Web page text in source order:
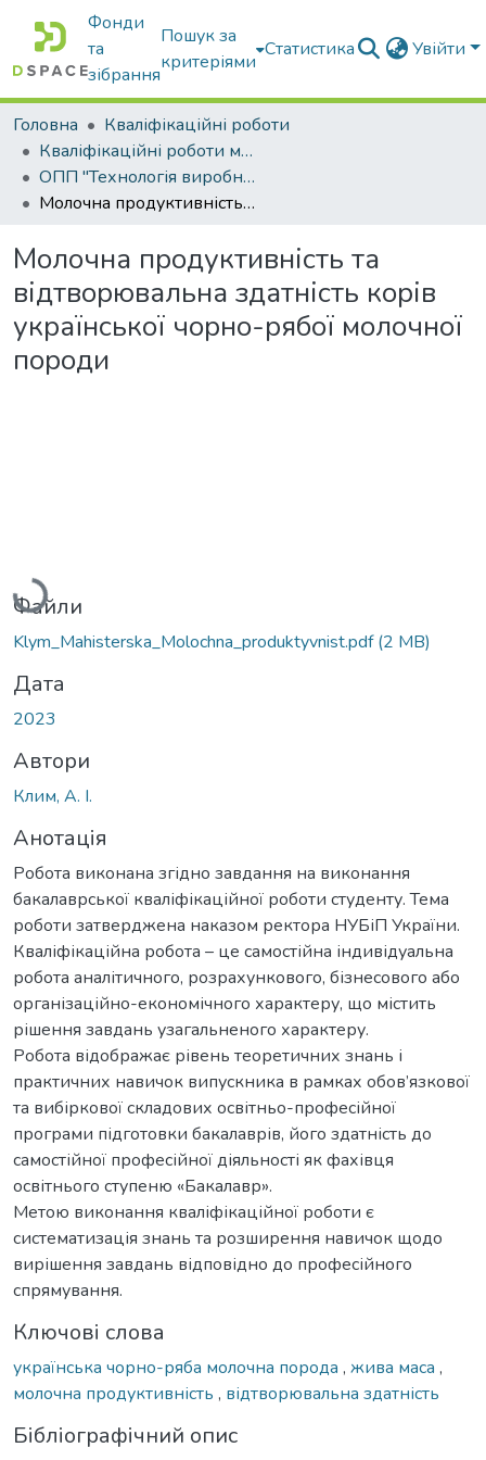
Фонди
та
зібрання
Пошук за
критеріями
Статистика Увійти
Головна
Кваліфікаційні роботи
Кваліфікаційні роботи магістрів
ОПП "Технологія виробництва і переробки продукції тваринництва"
Молочна продуктивність та відтворювальна здатність корів української чорно-рябої молочної породи
Молочна продуктивність та
відтворювальна здатність корів
української чорно-рябої молочної
породи
Вантажиться...
Файли
Klym_Mahisterska_Molochna_produktyvnist.pdf(2 MB)
Дата
2023
Автори
Клим, А. І.
Анотація
Робота виконана згідно завдання на виконання
бакалаврської кваліфікаційної роботи студенту. Тема
роботи затверджена наказом ректора НУБіП України.
Кваліфікаційна робота – це самостійна індивідуальна
робота аналітичного, розрахункового, бізнесового або
організаційно-економічного характеру, що містить
рішення завдань узагальненого характеру.
Робота відображає рівень теоретичних знань і
практичних навичок випускника в рамках обов’язкової
та вибіркової складових освітньо-професійної
програми підготовки бакалаврів, його здатність до
самостійної професійної діяльності як фахівця
освітнього ступеню «Бакалавр».
Метою виконання кваліфікаційної роботи є
систематизація знань та розширення навичок щодо
вирішення завдань відповідно до професійного
спрямування.
Ключові слова
українська чорно-ряба молочна порода , жива маса ,
молочна продуктивність , відтворювальна здатність
Бібліографічний опис